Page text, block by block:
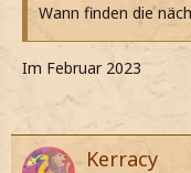
Wann finden die
Im Februar 2023
Kerracy